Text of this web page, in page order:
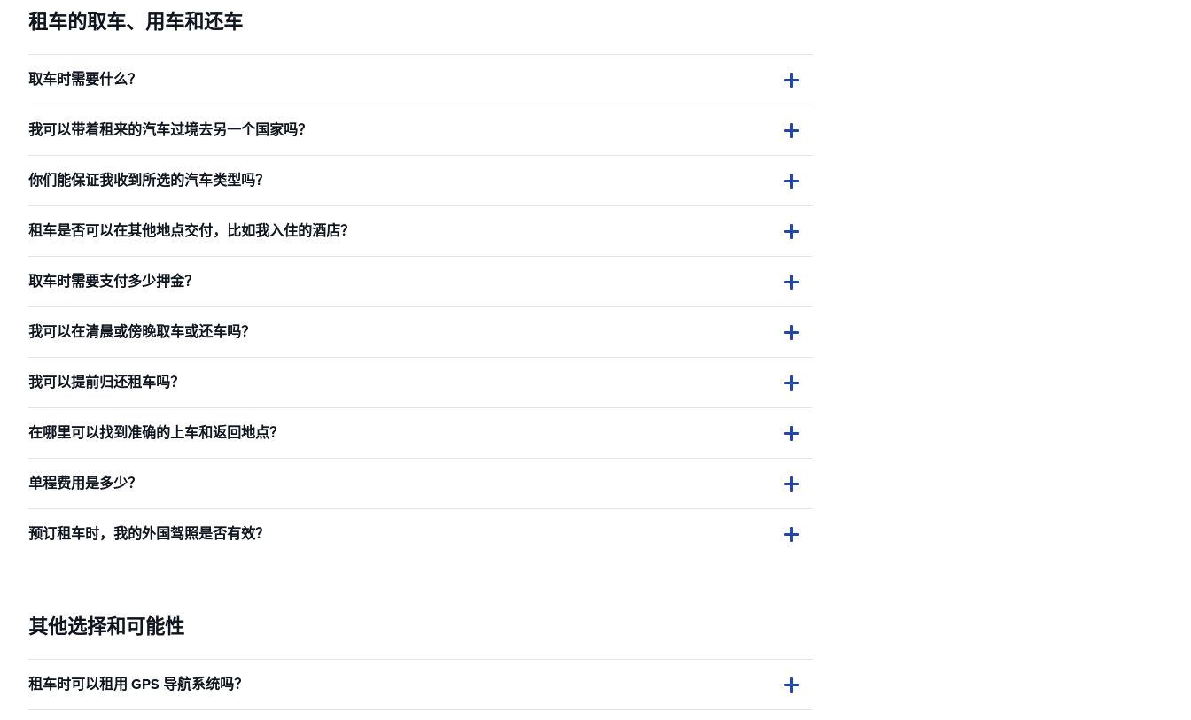
租车的取车、用车和还车
取车时需要什么？
我可以带着租来的汽车过境去另一个国家吗？
你们能保证我收到所选的汽车类型吗？
租车是否可以在其他地点交付，比如我入住的酒店？
取车时需要支付多少押金？
我可以在清晨或傍晚取车或还车吗？
我可以提前归还租车吗？
在哪里可以找到准确的上车和返回地点？
单程费用是多少？
预订租车时，我的外国驾照是否有效？
其他选择和可能性
租车时可以租用 GPS 导航系统吗？